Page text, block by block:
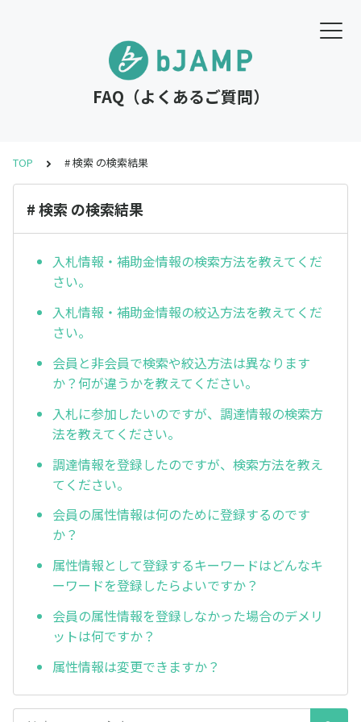
FAQ（よくあるご質問）
TOP # 検索 の検索結果
# 検索 の検索結果
入札情報・補助金情報の検索方法を教えてくだ
さい。
入札情報・補助金情報の絞込方法を教えてくだ
さい。
会員と非会員で検索や絞込方法は異なります
か？何が違うかを教えてください。
入札に参加したいのですが、調達情報の検索方
法を教えてください。
調達情報を登録したのですが、検索方法を教え
てください。
会員の属性情報は何のために登録するのです
か？
属性情報として登録するキーワードはどんなキ
ーワードを登録したらよいですか？
会員の属性情報を登録しなかった場合のデメリ
ットは何ですか？
属性情報は変更できますか？